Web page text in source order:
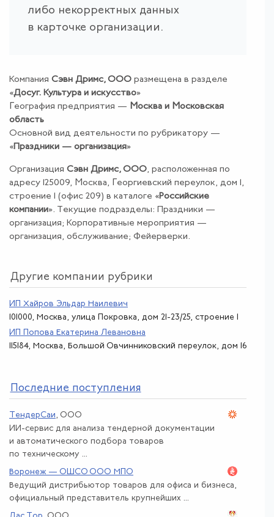
либо некорректных данных
в карточке организации.
Компания Сэвн Дримс, ООО размещена в разделе
«Досуг. Культура и искусство»
География предприятия — Москва и Московская
область
Основной вид деятельности по рубрикатору —
«Праздники — организация»
Организация Сэвн Дримс, ООО, расположенная по
адресу 125009, Москва, Георгиевский переулок, дом 1,
строение 1 (офис 209) в каталоге «Российские
компании». Текущие подразделы: Праздники —
организация; Корпоративные мероприятия —
организация, обслуживание; Фейерверки.
Другие компании рубрики
ИП Хайров Эльдар Наилевич
101000, Москва, улица Покровка, дом 21-23/25, строение 1
ИП Попова Екатерина Левановна
115184, Москва, Большой Овчинниковский переулок, дом 16
Последние поступления
ТендерСаи , ООО
ИИ-сервис для анализа тендерной документации
и автоматического подбора товаров
по техническому ...
Воронеж — ОШСО ООО МПО
Ведущий дистрибьютор товаров для офиса и бизнеса,
официальный представитель крупнейших ...